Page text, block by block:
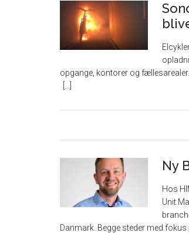
opgange, kontorer og
Ny
Hos
Unit
Danmark. Begge steder med fokus